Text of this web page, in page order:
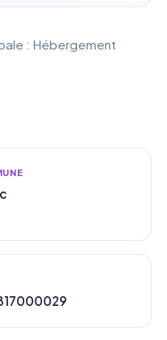
: Hébergement